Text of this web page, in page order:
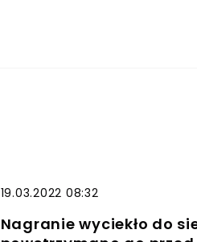
19.03.2022 08:32
Nagranie wyciekło do